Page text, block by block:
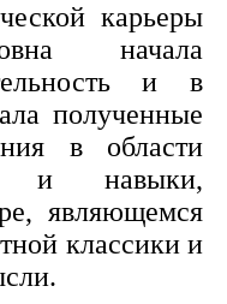
карьеры
начала
и в
полученные
в области
и навыки,
являющемся
классики и